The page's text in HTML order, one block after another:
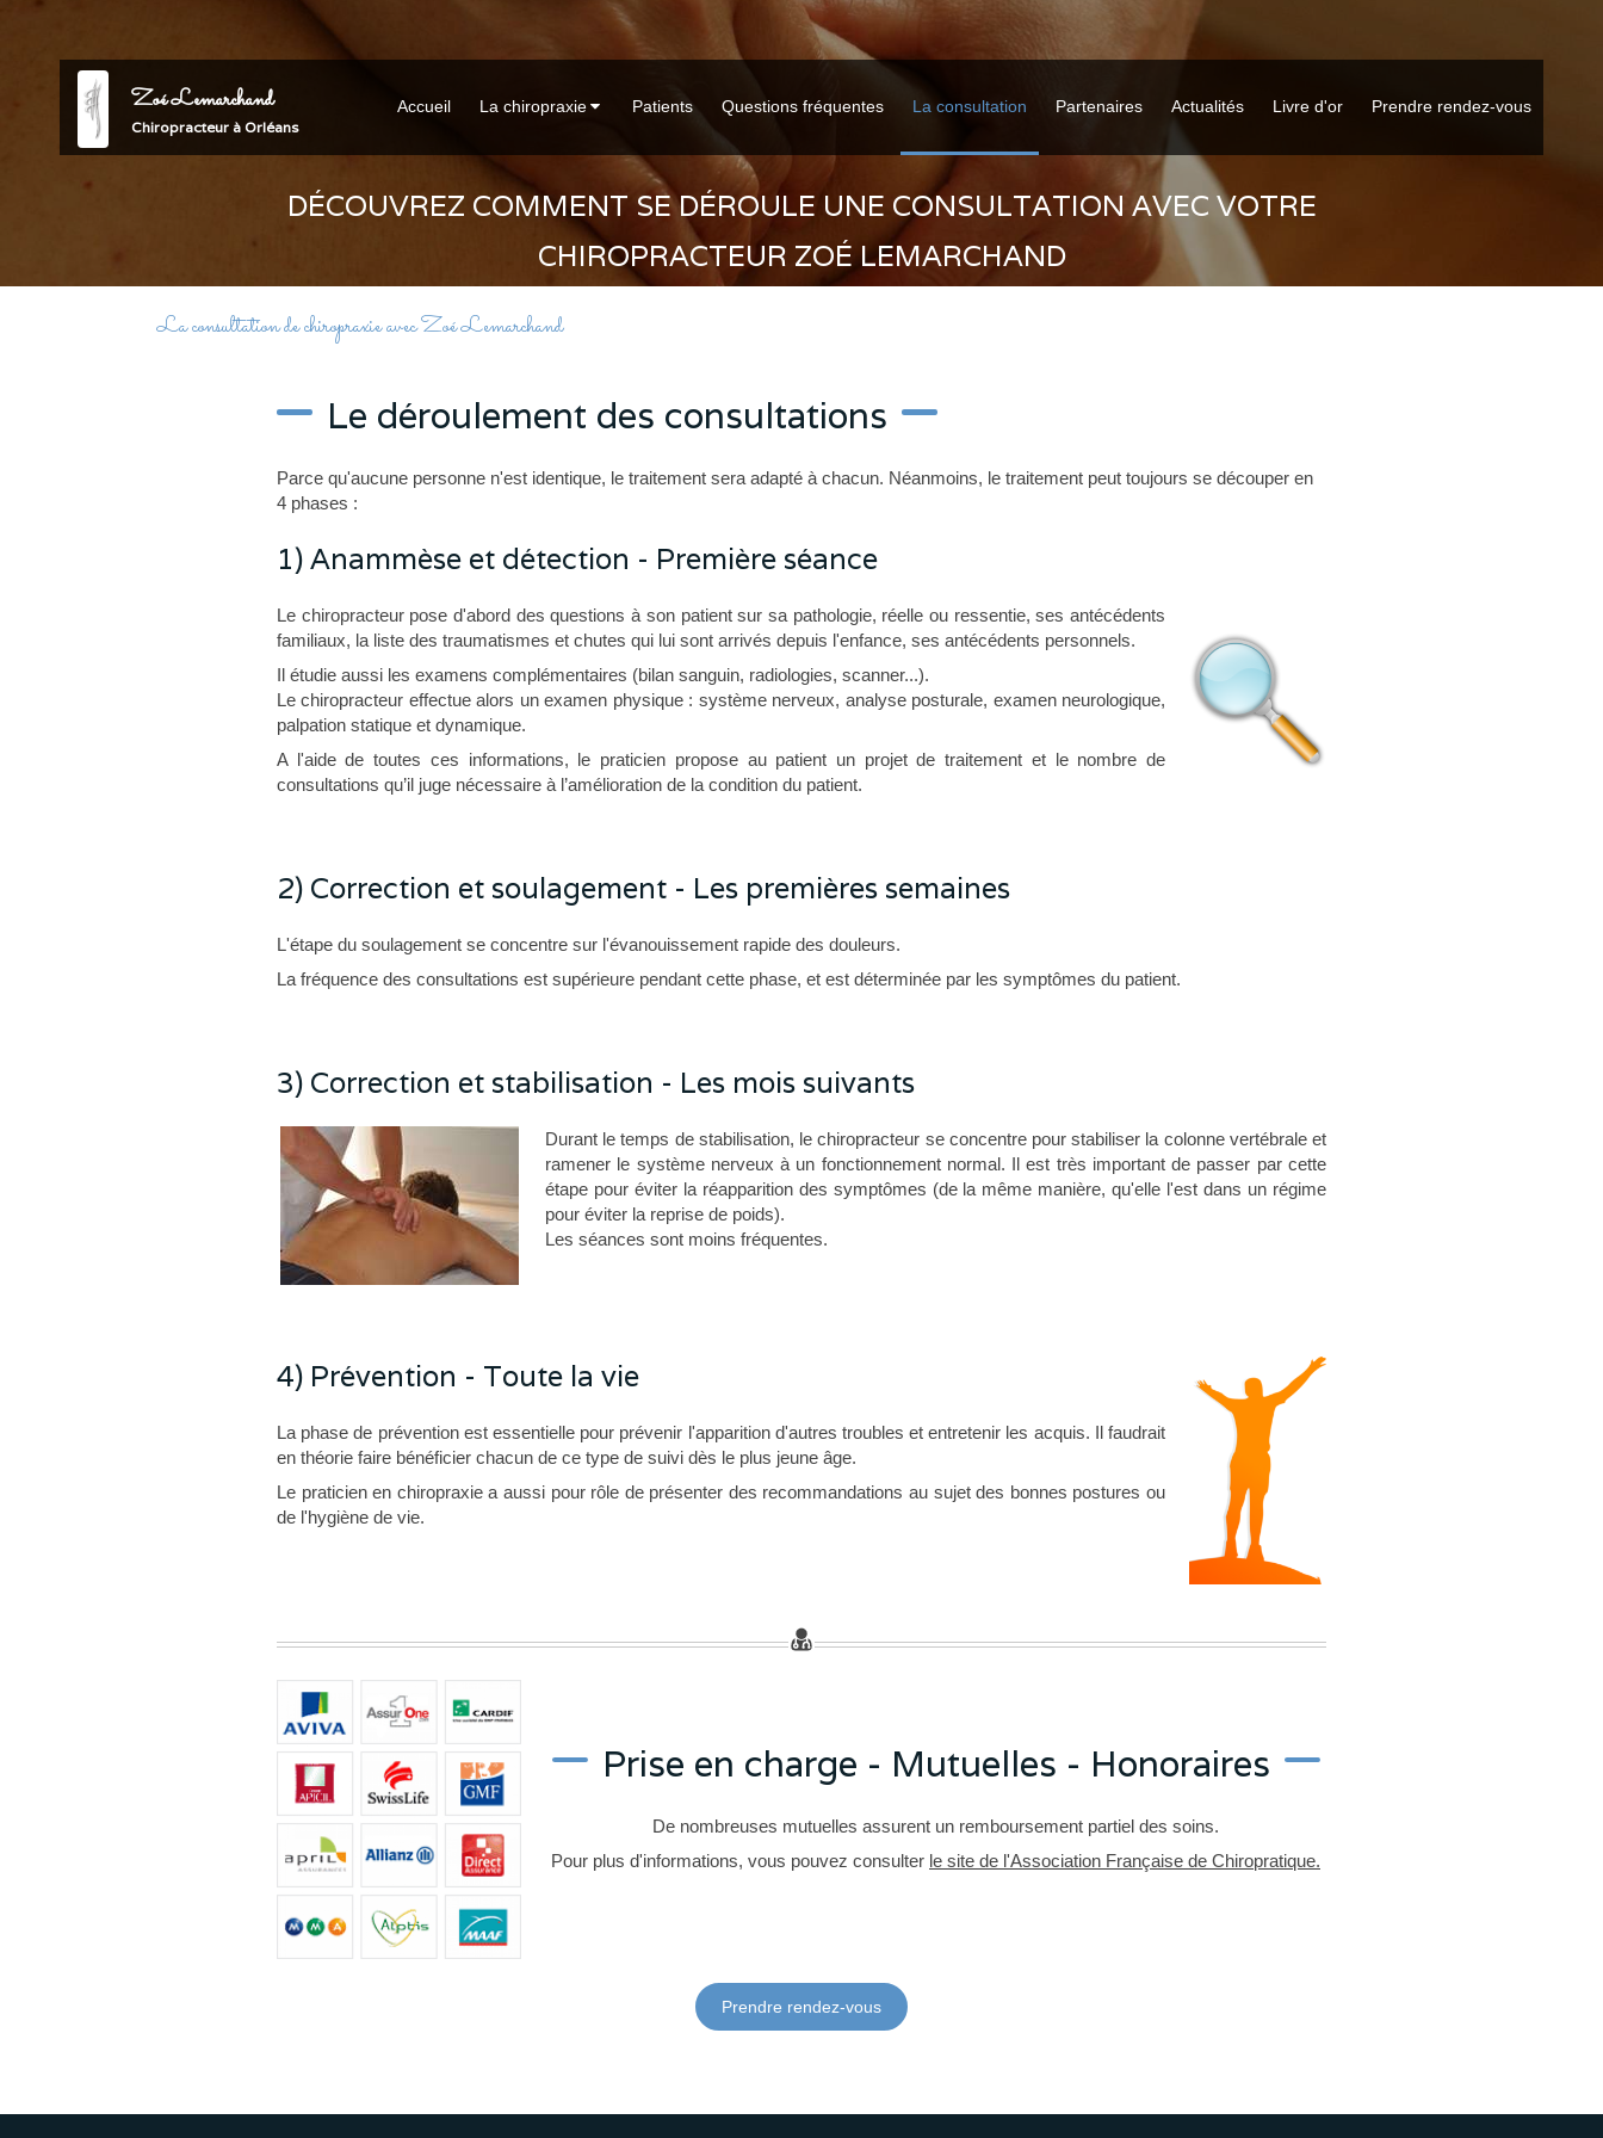
Accueil La chiropraxie Patients Questions fréquentes La consultation Partenaires Actualités Livre d'or Prendre rendez-vous
Zoé Lemarchand
Chiropracteur à Orléans
DÉCOUVREZ COMMENT SE DÉROULE UNE CONSULTATION AVEC VOTRE
CHIROPRACTEUR ZOÉ LEMARCHAND
La consultation de chiropraxie avec Zoé Lemarchand
Le déroulement des consultations
Parce qu'aucune personne n'est identique, le traitement sera adapté à chacun. Néanmoins, le traitement peut toujours se découper en
4 phases :
1) Anammèse et détection - Première séance
Le chiropracteur pose d'abord des questions à son patient sur sa pathologie, réelle ou ressentie, ses antécédents
familiaux, la liste des traumatismes et chutes qui lui sont arrivés depuis l'enfance, ses antécédents personnels.
Il étudie aussi les examens complémentaires (bilan sanguin, radiologies, scanner...).
Le chiropracteur effectue alors un examen physique : système nerveux, analyse posturale, examen neurologique,
palpation statique et dynamique.
A l'aide de toutes ces informations, le praticien propose au patient un projet de traitement et le nombre de
consultations qu’il juge nécessaire à l’amélioration de la condition du patient.
2) Correction et soulagement - Les premières semaines
L'étape du soulagement se concentre sur l'évanouissement rapide des douleurs.
La fréquence des consultations est supérieure pendant cette phase, et est déterminée par les symptômes du patient.
3) Correction et stabilisation - Les mois suivants
Durant le temps de stabilisation, le chiropracteur se concentre pour stabiliser la colonne vertébrale et
ramener le système nerveux à un fonctionnement normal. Il est très important de passer par cette
étape pour éviter la réapparition des symptômes (de la même manière, qu'elle l'est dans un régime
pour éviter la reprise de poids).
Les séances sont moins fréquentes.
4) Prévention - Toute la vie
La phase de prévention est essentielle pour prévenir l'apparition d'autres troubles et entretenir les acquis. Il faudrait
en théorie faire bénéficier chacun de ce type de suivi dès le plus jeune âge.
Le praticien en chiropraxie a aussi pour rôle de présenter des recommandations au sujet des bonnes postures ou
de l'hygiène de vie.
Prise en charge - Mutuelles - Honoraires
De nombreuses mutuelles assurent un remboursement partiel des soins.
Pour plus d'informations, vous pouvez consulter le site de l'Association Française de Chiropratique.
Prendre rendez-vous